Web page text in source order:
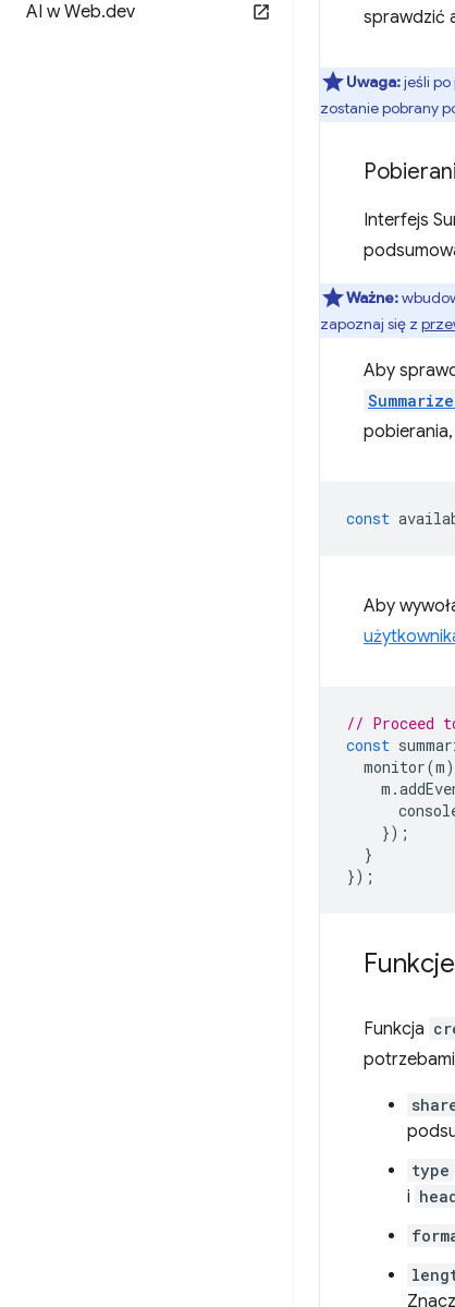
AI w Web.dev
sprawdzić
Uwaga:jeśli
zostanie pobrany
Interfejs
Ważne:
zapoznaj się z
Aby
const
Aby
// Proceed
const
monitor(m)
m .
});
}
});
Funkcja
type
i